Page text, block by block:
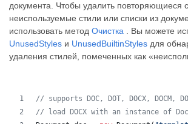
документа. Чтобы удалить повторяющиеся
неиспользуемые стили или списки из
использовать метод Очистка . Вы можете
UnusedStyles и UnusedBuiltinStyles для
удаления стилей, помеченных как
// supports DOC, DOT, DOCX, DOCM,
// load DOCX with an instance of